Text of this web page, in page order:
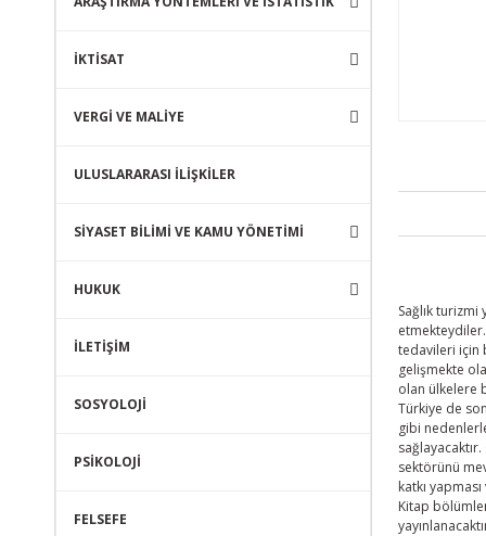
İKTİSAT
VERGİ VE MALİYE
ULUSLARARASI İLİŞKİLER
SİYASET BİLİMİ VE KAMU YÖNETİMİ
HUKUK
İLETİŞİM
SOSYOLOJİ
PSİKOLOJİ
FELSEFE
Sağlık turizmi
tedavileri için
gelişmekte
olan ülkelere
Türkiye de
gibi
sektörünü
katkı
Kitap